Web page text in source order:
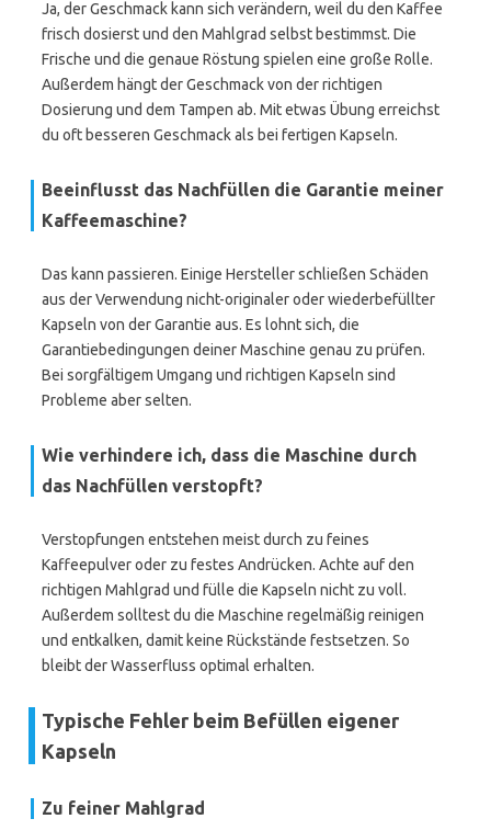
Ja, der Geschmack kann sich verändern, weil du den Kaffee
frisch dosierst und den Mahlgrad selbst bestimmst. Die
Frische und die genaue Röstung spielen eine große Rolle.
Außerdem hängt der Geschmack von der richtigen
Dosierung und dem Tampen ab. Mit etwas Übung erreichst
du oft besseren Geschmack als bei fertigen Kapseln.
Beeinflusst das Nachfüllen die Garantie meiner
Kaffeemaschine?
Das kann passieren. Einige Hersteller schließen Schäden
aus der Verwendung nicht-originaler oder wiederbefüllter
Kapseln von der Garantie aus. Es lohnt sich, die
Garantiebedingungen deiner Maschine genau zu prüfen.
Bei sorgfältigem Umgang und richtigen Kapseln sind
Probleme aber selten.
Wie verhindere ich, dass die Maschine durch
das Nachfüllen verstopft?
Verstopfungen entstehen meist durch zu feines
Kaffeepulver oder zu festes Andrücken. Achte auf den
richtigen Mahlgrad und fülle die Kapseln nicht zu voll.
Außerdem solltest du die Maschine regelmäßig reinigen
und entkalken, damit keine Rückstände festsetzen. So
bleibt der Wasserfluss optimal erhalten.
Typische Fehler beim Befüllen eigener
Kapseln
Zu feiner Mahlgrad